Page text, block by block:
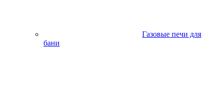
Газовые печи для
бани